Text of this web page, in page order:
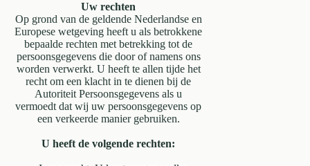
Uw rechten
Op grond van de geldende Nederlandse en
Europese wetgeving heeft u als betrokkene
bepaalde rechten met betrekking tot de
persoonsgegevens die door of namens ons
worden verwerkt. U heeft te allen tijde het
recht om een klacht in te dienen bij de
Autoriteit Persoonsgegevens als u
vermoedt dat wij uw persoonsgegevens op
een verkeerde manier gebruiken.
U heeft de volgende rechten: